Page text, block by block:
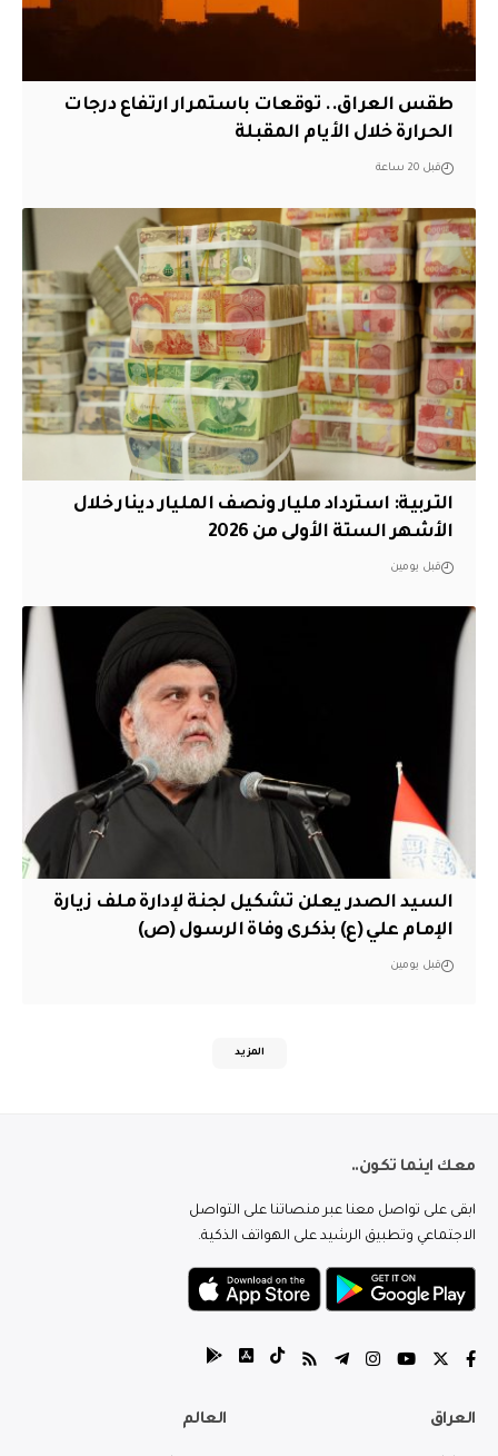
طقس العراق.. توقعات باستمرار ارتفاع درجات
الحرارة خلال الأيام المقبلة
قبل 20 ساعة
التربية: استرداد مليار ونصف المليار دينار خلال
الأشهر الستة الأولى من 2026
قبل يومين
السيد الصدر يعلن تشكيل لجنة لإدارة ملف زيارة
الإمام علي (ع) بذكرى وفاة الرسول (ص)
قبل يومين
المزيد
معك اينما تكون..
ابقى على تواصل معنا عبر منصاتنا على التواصل
الاجتماعي وتطبيق الرشيد على الهواتف الذكية.
العراق العالم